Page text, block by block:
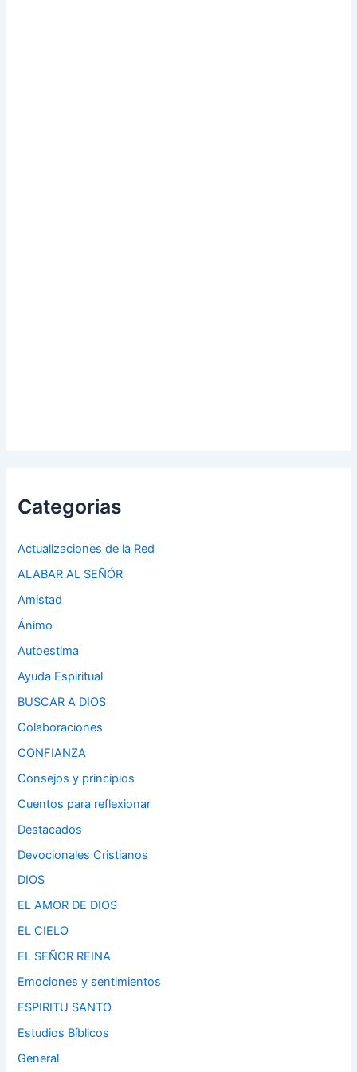
Categorias
Actualizaciones de la Red
ALABAR AL SEÑÓR
Amistad
Ánimo
Autoestima
Ayuda Espiritual
BUSCAR A DIOS
Colaboraciones
CONFIANZA
Consejos y principios
Cuentos para reflexionar
Destacados
Devocionales Cristianos
DIOS
EL AMOR DE DIOS
EL CIELO
EL SEÑOR REINA
Emociones y sentimientos
ESPIRITU SANTO
Estudios Bíblicos
General